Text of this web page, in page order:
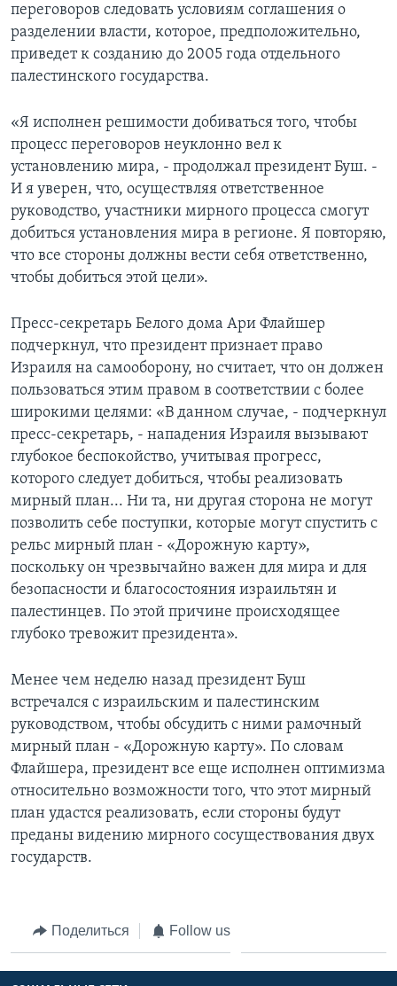
переговоров следовать условиям соглашения о
разделении власти, которое, предположительно,
приведет к созданию до 2005 года отдельного
палестинского государства.
«Я исполнен решимости добиваться того, чтобы
процесс переговоров неуклонно вел к
установлению мира, - продолжал президент Буш. -
И я уверен, что, осуществляя ответственное
руководство, участники мирного процесса смогут
добиться установления мира в регионе. Я повторяю,
что все стороны должны вести себя ответственно,
чтобы добиться этой цели».
Пресс-секретарь Белого дома Ари Флайшер
подчеркнул, что президент признает право
Израиля на самооборону, но считает, что он должен
пользоваться этим правом в соответствии с более
широкими целями: «В данном случае, - подчеркнул
пресс-секретарь, - нападения Израиля вызывают
глубокое беспокойство, учитывая прогресс,
которого следует добиться, чтобы реализовать
мирный план... Ни та, ни другая сторона не могут
позволить себе поступки, которые могут спустить с
рельс мирный план - «Дорожную карту»,
поскольку он чрезвычайно важен для мира и для
безопасности и благосостояния израильтян и
палестинцев. По этой причине происходящее
глубоко тревожит президента».
Менее чем неделю назад президент Буш
встречался с израильским и палестинским
руководством, чтобы обсудить с ними рамочный
мирный план - «Дорожную карту». По словам
Флайшера, президент все еще исполнен оптимизма
относительно возможности того, что этот мирный
план удастся реализовать, если стороны будут
преданы видению мирного сосуществования двух
государств.
Поделиться Follow us